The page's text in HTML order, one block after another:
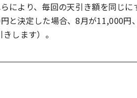
により、毎回の天引き額を同じ
と決定した場合、8月が11,000円
します）。